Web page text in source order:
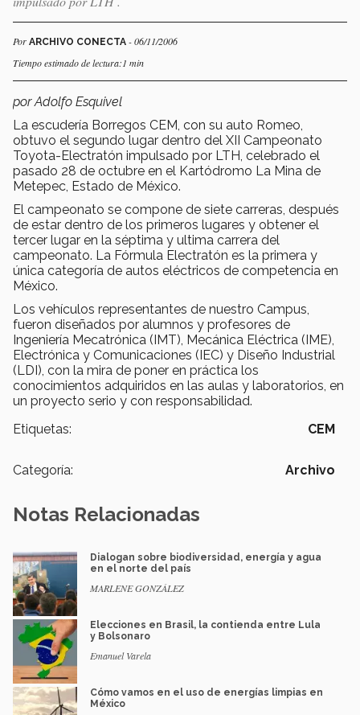
Por ARCHIVO CONECTA - 06/11/2006
Tiempo estimado de lectura:1 min
por Adolfo Esquivel
La escudería Borregos CEM, con su auto Romeo,
obtuvo el segundo lugar dentro del XII Campeonato
Toyota-Electratón impulsado por LTH, celebrado el
pasado 28 de octubre en el Kartódromo La Mina de
Metepec, Estado de México.
El campeonato se compone de siete carreras, después
de estar dentro de los primeros lugares y obtener el
tercer lugar en la séptima y ultima carrera del
campeonato. La Fórmula Electratón es la primera y
única categoría de autos eléctricos de competencia en
México.
Los vehículos representantes de nuestro Campus,
fueron diseñados por alumnos y profesores de
Ingeniería Mecatrónica (IMT), Mecánica Eléctrica (IME),
Electrónica y Comunicaciones (IEC) y Diseño Industrial
(LDI), con la mira de poner en práctica los
conocimientos adquiridos en las aulas y laboratorios, en
un proyecto serio y con responsabilidad.
Etiquetas:
CEM
Categoría: Archivo
Notas Relacionadas
Dialogan sobre biodiversidad, energía y agua
en el norte del país
MARLENE GONZÁLEZ
Elecciones en Brasil, la contienda entre Lula
y Bolsonaro
Emanuel Varela
Cómo vamos en el uso de energías limpias en
México